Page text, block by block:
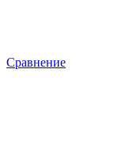
Сравнение